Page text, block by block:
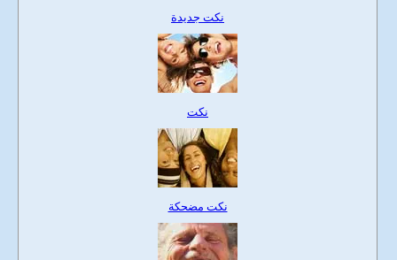
نكت جديدة
نكت
نكت مضحكة